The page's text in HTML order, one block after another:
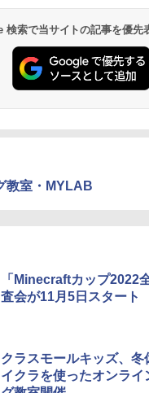
33
￥4,046
カル国旗パズル 知育
￥2,669
チ) ディズニー スティ
対象年齢6歳から 数千
ンツが1年間使い放題
仮面ライダー 改造人
￥4,290
自分の思いを言葉に
ット図鑑 (サンクチュ
物理実験モデル楽器電
ダルトンボード/ゴル
Galtonplatteの物理的
￥5,800
クリエイティブトイ
￥849
￥4,758
検索で当サイトの記事を優先
教室・MYLAB
「Minecraftカップ2022
査会が11月5日スタート
クラスモールキッズ、冬
イクラを使ったオンライ